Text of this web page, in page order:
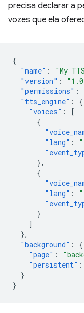
precisa declarar a
vozes que ela
{
"name" : "My
"version" :
"permissions" :
"tts_engine" :
{
"voices" :
[
{
"lang" :
},
{
"lang" :
}
]
},
"background" :
{
"page" :
"persistent" :
}
}